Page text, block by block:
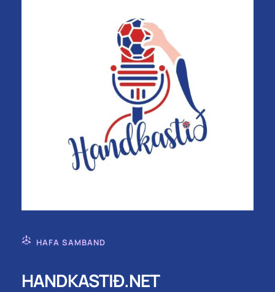
HAFA SAMBAND
HANDKASTIÐ.NET